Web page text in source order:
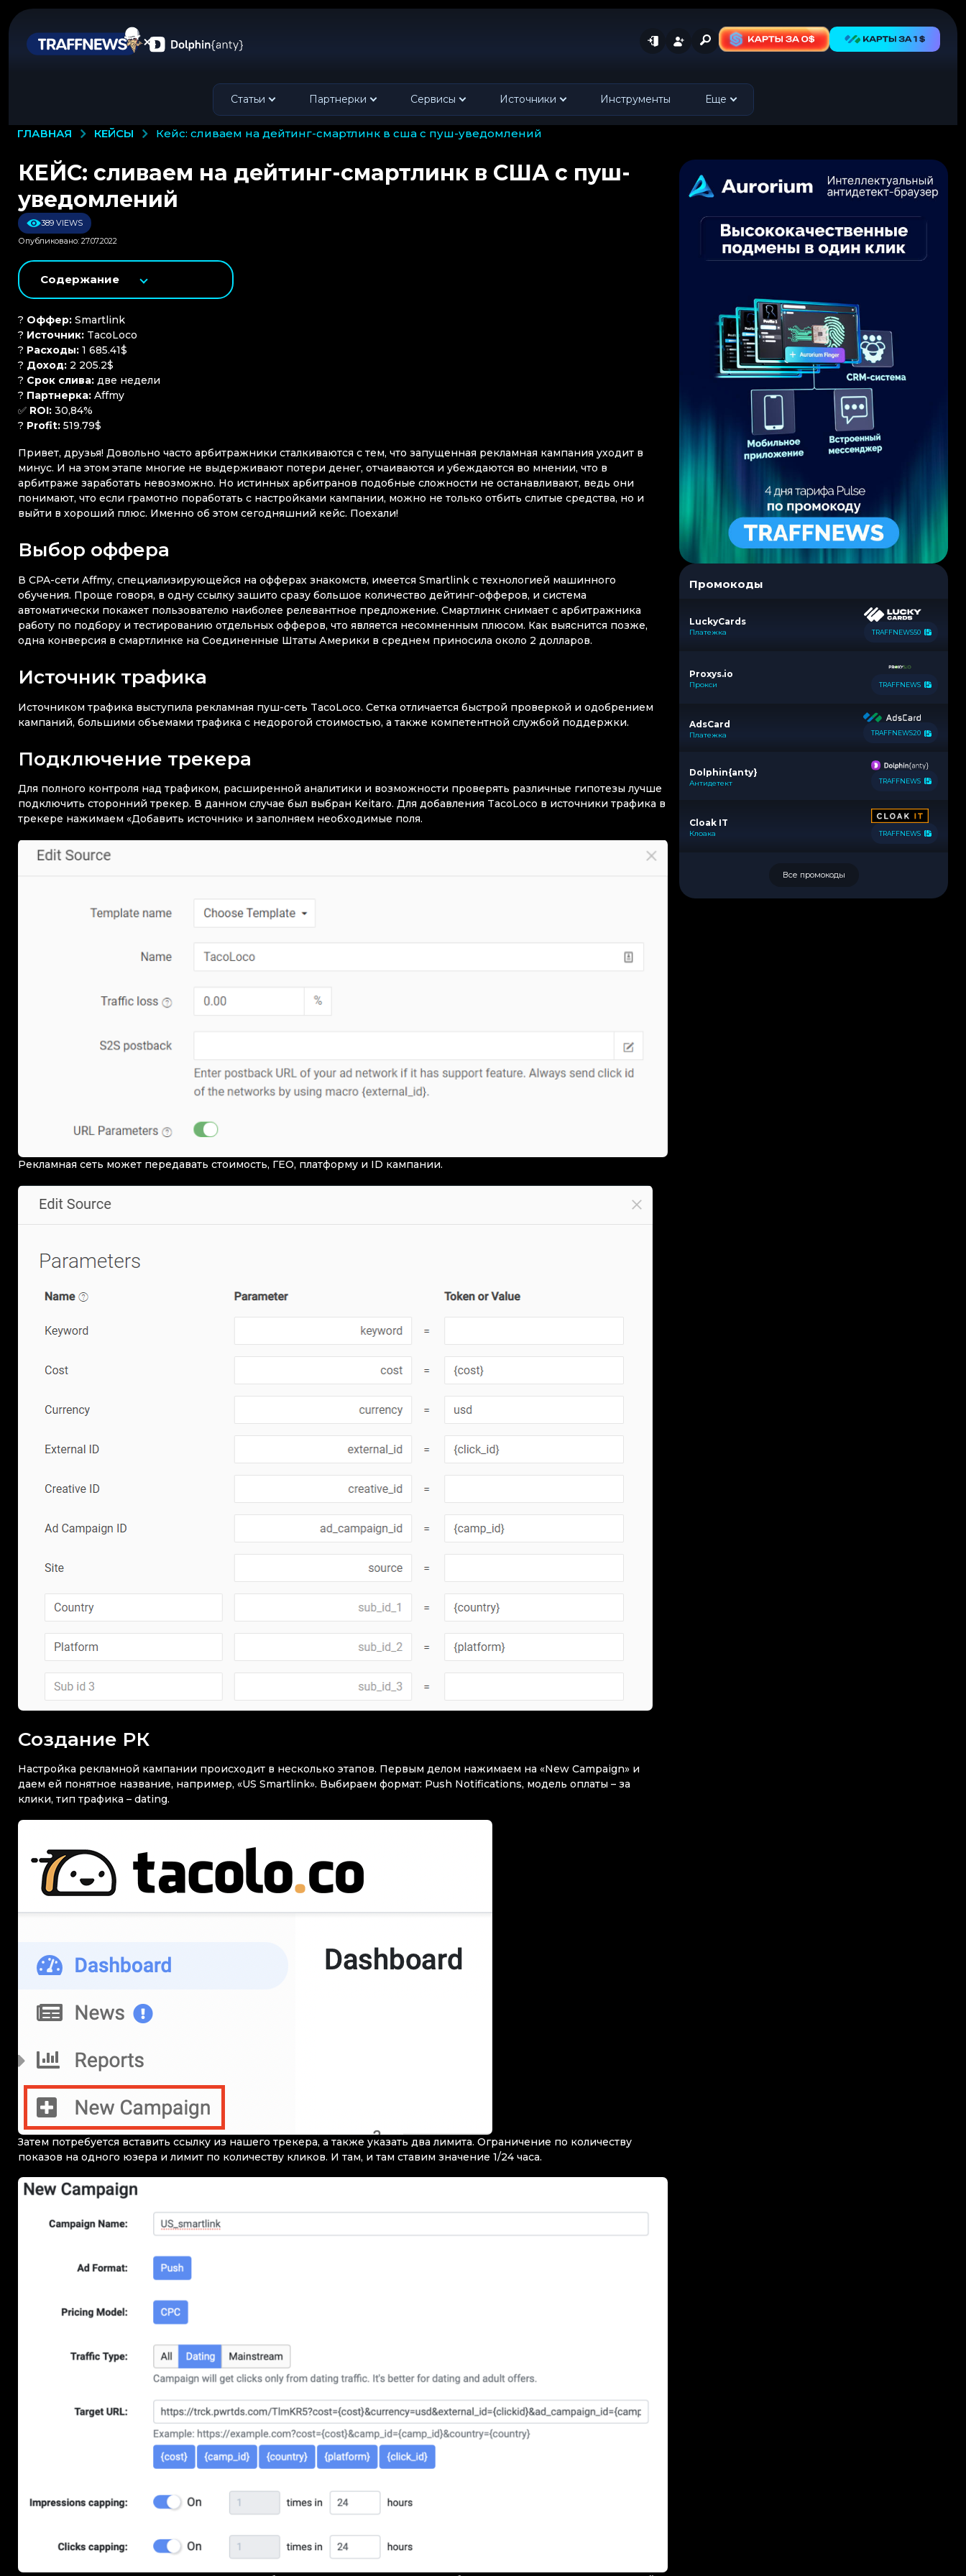
Статьи Партнерки Сервисы Источники Инструменты Еще
ГЛАВНАЯ КЕЙСЫ кейс: сливаем на дейтинг-смартлинк в сша с пуш-уведомлений
КЕЙС: сливаем на дейтинг-смартлинк в США с пуш-
уведомлений
389 VIEWS
Опубликовано: 27.07.2022
Содержание
? Оффер: Smartlink
? Источник: TacoLoco
? Расходы: 1 685.41$
? Доход: 2 205.2$
? Срок слива: две недели
? Партнерка: Affmy
✅ ROI: 30,84%
? Profit: 519.79$
Привет, друзья! Довольно часто арбитражники сталкиваются с тем, что запущенная рекламная кампания уходит в
минус. И на этом этапе многие не выдерживают потери денег, отчаиваются и убеждаются во мнении, что в
арбитраже заработать невозможно. Но истинных арбитранов подобные сложности не останавливают, ведь они
понимают, что если грамотно поработать с настройками кампании, можно не только отбить слитые средства, но и
выйти в хороший плюс. Именно об этом сегодняшний кейс. Поехали!
Выбор оффера
В CPA-сети Affmy, специализирующейся на офферах знакомств, имеется Smartlink с технологией машинного
обучения. Проще говоря, в одну ссылку зашито сразу большое количество дейтинг-офферов, и система
автоматически покажет пользователю наиболее релевантное предложение. Смартлинк снимает с арбитражника
работу по подбору и тестированию отдельных офферов, что является несомненным плюсом. Как выяснится позже,
одна конверсия в смартлинке на Соединенные Штаты Америки в среднем приносила около 2 долларов.
Источник трафика
Источником трафика выступила рекламная пуш-сеть TacoLoco. Сетка отличается быстрой проверкой и одобрением
кампаний, большими объемами трафика с недорогой стоимостью, а также компетентной службой поддержки.
Подключение трекера
Для полного контроля над трафиком, расширенной аналитики и возможности проверять различные гипотезы лучше
подключить сторонний трекер. В данном случае был выбран Keitaro. Для добавления TacoLoco в источники трафика в
трекере нажимаем «Добавить источник» и заполняем необходимые поля.
Рекламная сеть может передавать стоимость, ГЕО, платформу и ID кампании.
Создание РК
Настройка рекламной кампании происходит в несколько этапов. Первым делом нажимаем на «New Campaign» и
даем ей понятное название, например, «US Smartlink». Выбираем формат: Push Notifications, модель оплаты – за
клики, тип трафика – dating.
Затем потребуется вставить ссылку из нашего трекера, а также указать два лимита. Ограничение по количеству
показов на одного юзера и лимит по количеству кликов. И там, и там ставим значение 1/24 часа.
Промокоды
LuckyCards
Платежка TRAFFNEWS50
Proxys.io
Прокси TRAFFNEWS
AdsCard
Платежка TRAFFNEWS20
Dolphin{anty}
Антидетект TRAFFNEWS
Cloak IT
Клоака TRAFFNEWS
Все промокоды